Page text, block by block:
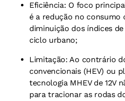
Eficiência: O foco
é a redução no consumo
diminuição dos índices de
ciclo urbano;
Limitação: Ao contrário
convencionais (HEV) ou
tecnologia MHEV de 12V
para tracionar as rodas